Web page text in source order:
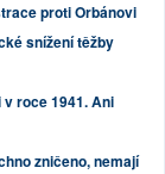
proti Orbánovi
snížení těžby
roce 1941. Ani
zničeno, nemají